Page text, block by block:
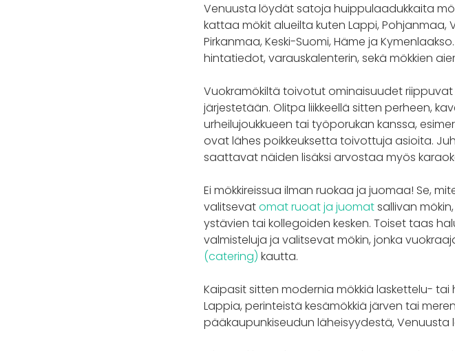
Venuusta löydät satoja huippulaadukkaita
kattaa mökit alueilta kuten Lappi, Pohjanmaa,
Pirkanmaa, Keski-Suomi, Häme ja
hintatiedot, varauskalenterin, sekä mökkien
Vuokramökiltä toivotut ominaisuudet riippuvat
järjestetään. Olitpa liikkeellä sitten perheen,
urheilujoukkueen tai työporukan kanssa,
ovat lähes poikkeuksetta toivottuja asioita.
saattavat näiden lisäksi arvostaa myös
Ei mökkireissua ilman ruokaa ja juomaa! Se,
valitsevatomat ruoat ja juomatsallivan
ystävien tai kollegoiden kesken. Toiset taas
valmisteluja ja valitsevat mökin, jonka
(catering) kautta.
Kaipasit sitten modernia mökkiä laskettelu- tai
Lappia, perinteistä kesämökkiä järven tai
pääkaupunkiseudun läheisyydestä, Venuusta